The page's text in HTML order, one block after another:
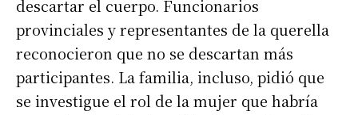
descartar el cuerpo. Funcionarios
provinciales y representantes de la querella
reconocieron que no se descartan más
participantes. La familia, incluso, pidió que
se investigue el rol de la mujer que habría